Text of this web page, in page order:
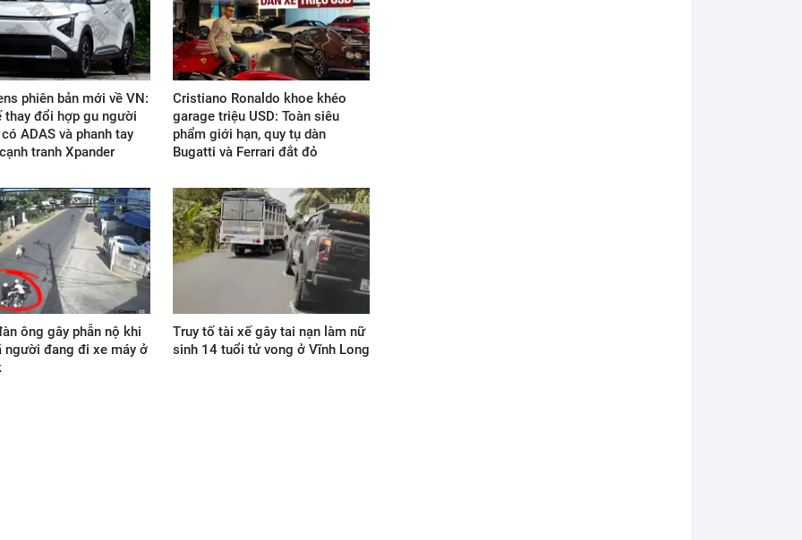
phiên bản mới về VN:
thay đổi hợp gu người
ADAS và phanh tay
tranh Xpander
Cristiano Ronaldo khoe khéo
garage triệu USD: Toàn siêu
phẩm giới hạn, quy tụ dàn
Bugatti và Ferrari đắt đỏ
ông gây phẫn nộ khi
người đang đi xe máy ở
Truy tố tài xế gây tai nạn làm nữ
sinh 14 tuổi tử vong ở Vĩnh Long